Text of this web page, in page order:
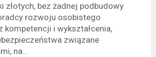
złotych, bez żadnej podbudowy
rozwoju osobistego
kompetencji i wykształcenia,
związane
na...